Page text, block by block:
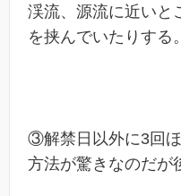
渓流、源流に近いと
を挟んでいたりする。
③解禁日以外に3回
方法が驚きなのだが